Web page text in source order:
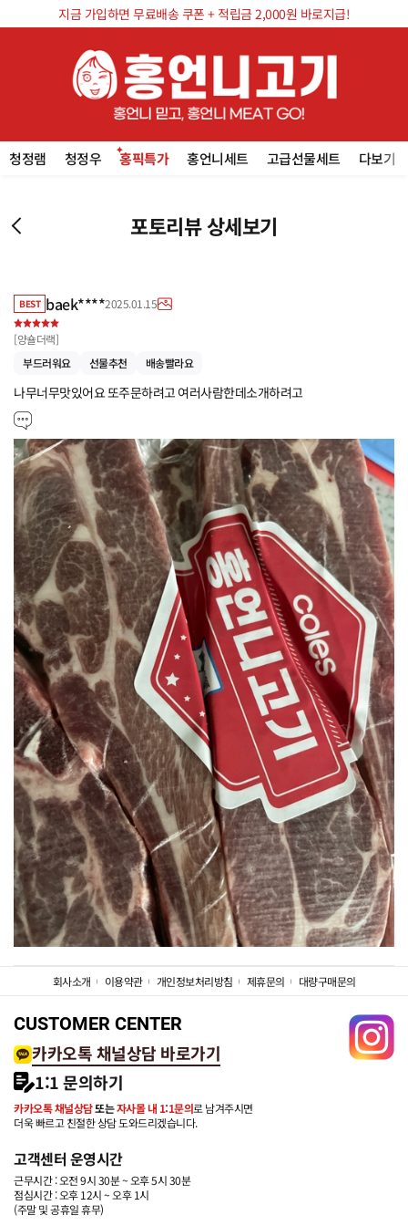
지금 가입하면 무료배송 쿠폰 + 적립금 2,000원 바로지급!
청정램 청정우 홍픽특가 홍언니세트 고급선물세트 다보기
포토리뷰 상세보기
BEST baek****2025.01.15
[양숄더랙]
부드러워요
선물추천 배송빨라요
나무너무맛있어요 또주문하려고 여러사람한데소개하려고
회사소개 이용약관 개인정보처리방침 제휴문의 대량구매문의
CUSTOMER CENTER
카카오톡 채널상담 바로가기
1:1 문의하기
카카오톡 채널상담또는자사몰 내 1:1문의로 남겨주시면
더욱 빠르고 친절한 상담 도와드리겠습니다.
고객센터 운영시간
근무시간 : 오전 9시 30분 ~ 오후 5시 30분
점심시간 : 오후 12시 ~ 오후 1시
(주말 및 공휴일 휴무)